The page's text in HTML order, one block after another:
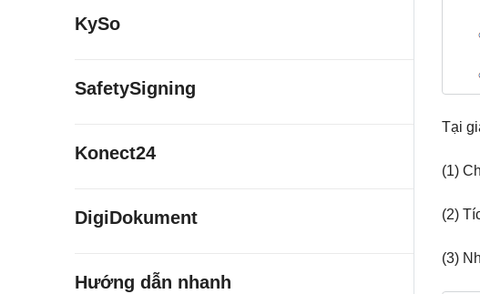
KySo
SafetySigning
Konect24
DigiDokument
Hướng dẫn nhanh
Tại
(1)
(2)
(3)